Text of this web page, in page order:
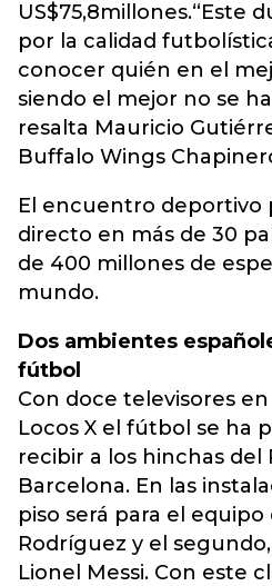
US$75,8millones.“Este
por la calidad
conocer quién en el
siendo el mejor no se
resalta Mauricio
Buffalo Wings
El encuentro deportivo
directo en más de 30
de 400 millones de
mundo.
Dos ambientes
fútbol
Con doce televisores
Locos X el fútbol se ha
recibir a los hinchas del
Barcelona. En las
piso será para el
Rodríguez y el
Lionel Messi. Con este